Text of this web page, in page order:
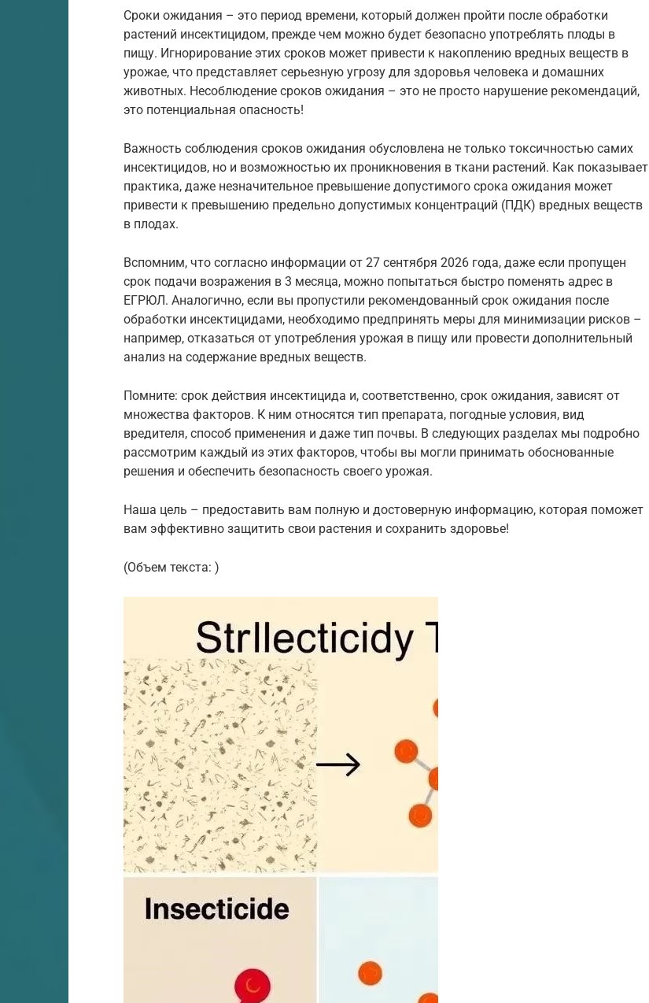
Сроки ожидания – это период времени, который должен пройти после обработки
растений инсектицидом, прежде чем можно будет безопасно употреблять плоды в
пищу. Игнорирование этих сроков может привести к накоплению вредных веществ в
урожае, что представляет серьезную угрозу для здоровья человека и домашних
животных. Несоблюдение сроков ожидания – это не просто нарушение рекомендаций,
это потенциальная опасность!
Важность соблюдения сроков ожидания обусловлена не только токсичностью самих
инсектицидов, но и возможностью их проникновения в ткани растений. Как показывает
практика, даже незначительное превышение допустимого срока ожидания может
привести к превышению предельно допустимых концентраций (ПДК) вредных веществ
в плодах.
Вспомним, что согласно информации от 27 сентября 2026 года, даже если пропущен
срок подачи возражения в 3 месяца, можно попытаться быстро поменять адрес в
ЕГРЮЛ. Аналогично, если вы пропустили рекомендованный срок ожидания после
обработки инсектицидами, необходимо предпринять меры для минимизации рисков –
например, отказаться от употребления урожая в пищу или провести дополнительный
анализ на содержание вредных веществ.
Помните: срок действия инсектицида и, соответственно, срок ожидания, зависят от
множества факторов. К ним относятся тип препарата, погодные условия, вид
вредителя, способ применения и даже тип почвы. В следующих разделах мы подробно
рассмотрим каждый из этих факторов, чтобы вы могли принимать обоснованные
решения и обеспечить безопасность своего урожая.
Наша цель – предоставить вам полную и достоверную информацию, которая поможет
вам эффективно защитить свои растения и сохранить здоровье!
(Объем текста: )